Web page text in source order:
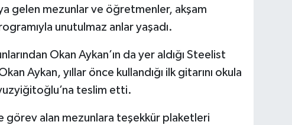
gelen mezunlar ve öğretmenler, akşam
unutulmaz anlar yaşadı.
Okan Aykan’ın da yer aldığı Steelist
Aykan, yıllar önce kullandığı ilk gitarını okula
teslim etti.
alan mezunlara teşekkür plaketleri